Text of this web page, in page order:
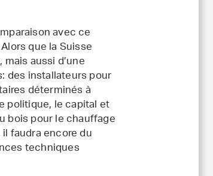
avec ce
que la Suisse
aussi d’une
des installateurs pour
déterminés à
politique, le capital et
bois pour le chauffage
faudra encore du
techniques